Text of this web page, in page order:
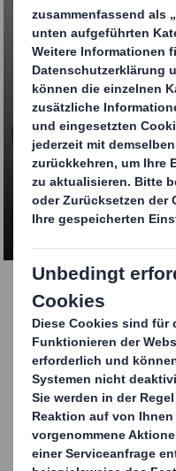
Meatainer
Speziell
entwickelte